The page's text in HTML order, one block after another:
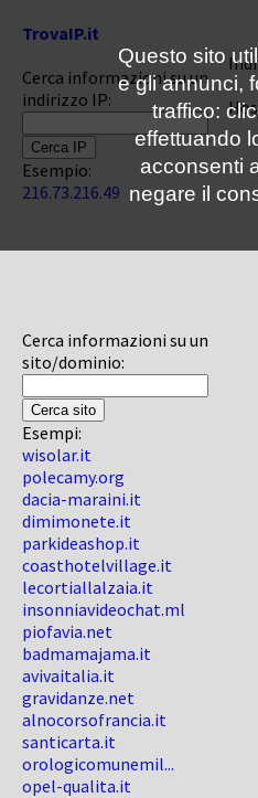
TrovaIP.it
Cerca informazioni su un
indirizzo IP:
Esempio:
216.73.216.49
Cerca informazioni su un
sito/dominio:
Esempi:
wisolar.it
polecamy.org
dacia-maraini.it
dimimonete.it
parkideashop.it
coasthotelvillage.it
lecortiallalzaia.it
insonniavideochat.ml
piofavia.net
badmamajama.it
avivaitalia.it
gravidanze.net
alnocorsofrancia.it
santicarta.it
orologicomunemil...
opel-qualita.it
Questo sito
e gli annunci,
traffico:
effettuando
acconsenti
negare il